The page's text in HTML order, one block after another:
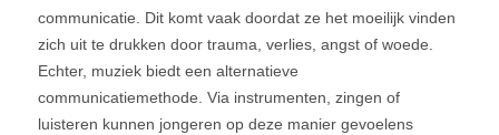
communicatie. Dit komt vaak doordat ze het moeilijk vinden
zich uit te drukken door trauma, verlies, angst of woede.
Echter, muziek biedt een alternatieve
communicatiemethode. Via instrumenten, zingen of
luisteren kunnen jongeren op deze manier gevoelens